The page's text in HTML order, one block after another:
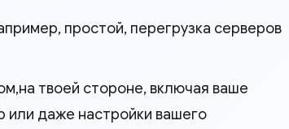
простой, перегрузка серверов
твоей стороне, включая ваше
или даже настройки вашего